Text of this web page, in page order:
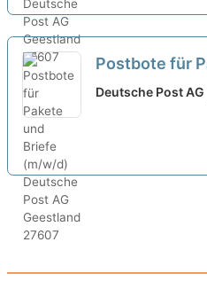
Postbote für
(m/w/d) neu
Deutsche Post